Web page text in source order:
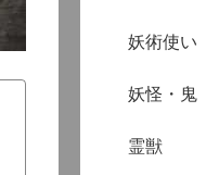
妖術使い
妖怪・鬼
霊獣